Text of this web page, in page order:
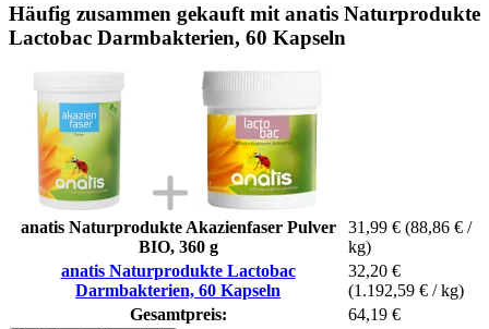
Häufig zusammen gekauft mit anatis Naturprodukte
Lactobac Darmbakterien, 60 Kapseln
anatis Naturprodukte Akazienfaser Pulver
BIO, 360 g
31,99 € (88,86 € /
kg)
anatis Naturprodukte Lactobac
Darmbakterien, 60 Kapseln
32,20 €
(1.192,59 € / kg)
Gesamtpreis:
64,19 €